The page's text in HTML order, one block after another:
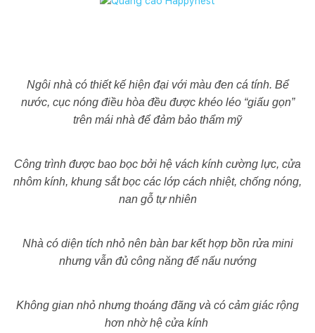
Ngôi nhà có thiết kế hiện đại với màu đen cá tính. Bể
nước, cục nóng điều hòa đều được khéo léo “giấu gọn”
trên mái nhà để đảm bảo thẩm mỹ
Công trình được bao bọc bởi hệ vách kính cường lực, cửa
nhôm kính, khung sắt bọc các lớp cách nhiệt, chống nóng,
nan gỗ tự nhiên
Nhà có diện tích nhỏ nên bàn bar kết hợp bồn rửa mini
nhưng vẫn đủ công năng để nấu nướng
Không gian nhỏ nhưng thoáng đãng và có cảm giác rộng
hơn nhờ hệ cửa kính